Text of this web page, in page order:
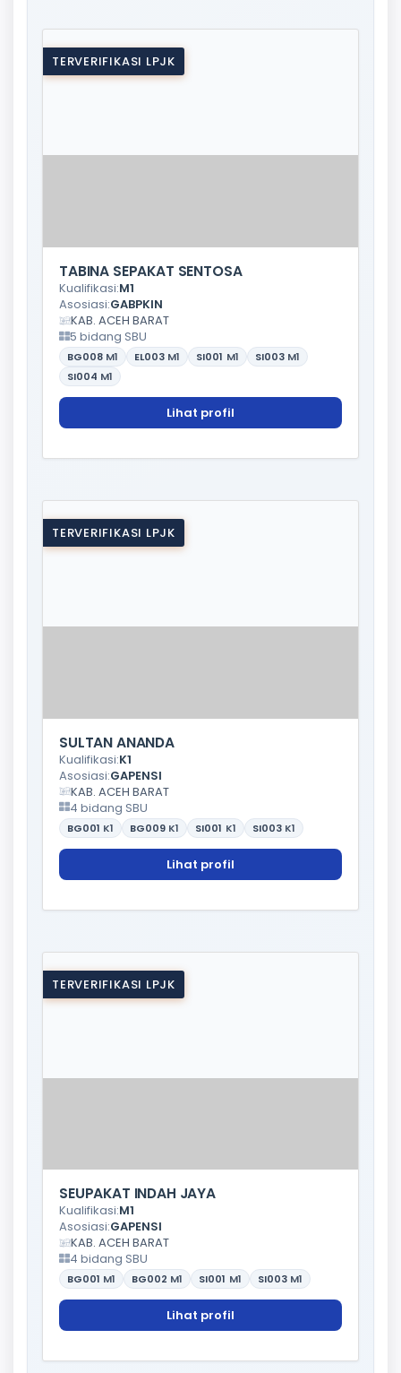
TERVERIFIKASI LPJK
TABINA SEPAKAT SENTOSA
Kualifikasi:M1
Asosiasi:GABPKIN
KAB. ACEH BARAT
5 bidang SBU
BG008 M1 EL003 M1 SI001 M1 SI003 M1
SI004 M1
Lihat profil
TERVERIFIKASI LPJK
SULTAN ANANDA
Kualifikasi:K1
Asosiasi:GAPENSI
KAB. ACEH BARAT
4 bidang SBU
BG001 K1 BG009 K1 SI001 K1 SI003 K1
Lihat profil
TERVERIFIKASI LPJK
SEUPAKAT INDAH JAYA
Kualifikasi:M1
Asosiasi:GAPENSI
KAB. ACEH BARAT
4 bidang SBU
BG001 M1 BG002 M1 SI001 M1 SI003 M1
Lihat profil